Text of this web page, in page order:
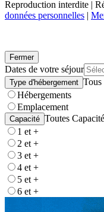
Reproduction interdite |
données personnelles |
Fermer
Dates de votre séjour
Type d'hébergement Tous
Hébergements
Emplacement
Capacité Toutes
1 et +
2 et +
3 et +
4 et +
5 et +
6 et +